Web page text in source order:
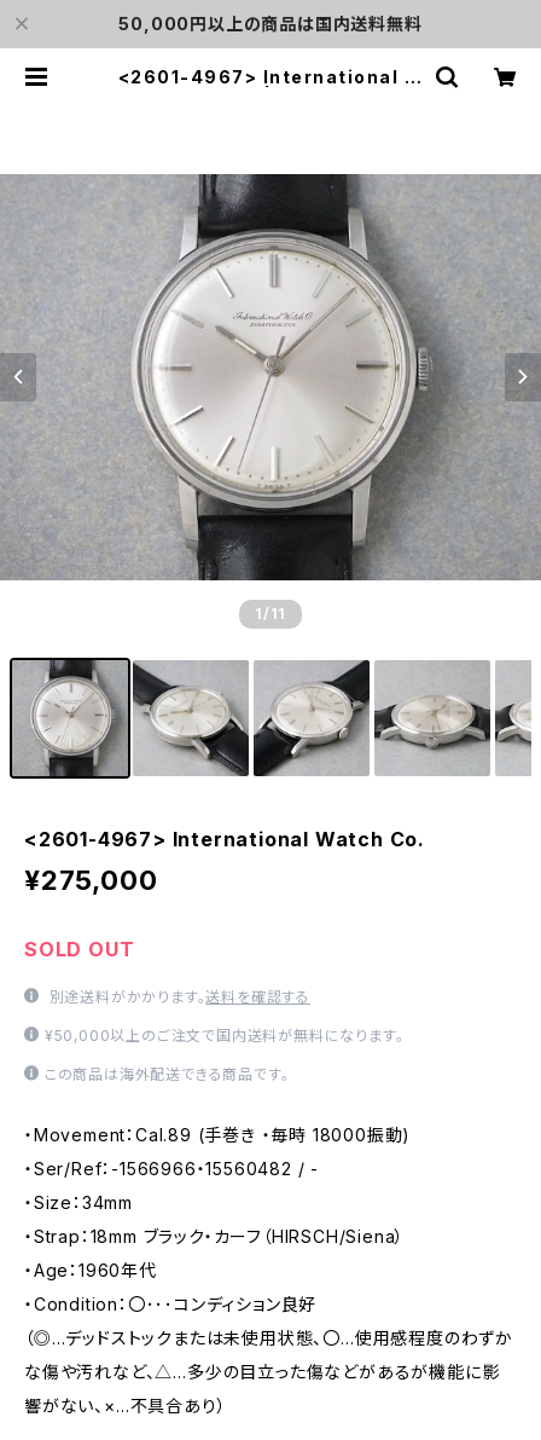
50,000円以上の商品は国内送料無料
<2601-4967> International W
1 /11
<2601-4967> International Watch Co.
¥275,000
SOLD OUT
別途送料がかかります。送料を確認する
¥50,000以上のご注文で国内送料が無料になります。
この商品は海外配送できる商品です。
・Movement：Cal.89 (手巻き ・毎時 18000振動)
・Ser/Ref：-1566966・15560482 / -
・Size：34mm
・Strap：18mm ブラック・カーフ（HIRSCH/Siena）
・Age：1960年代
・Condition：〇･･･コンディション良好
（◎…デッドストックまたは未使用状態、〇…使用感程度のわずか
な傷や汚れなど、△…多少の目立った傷などがあるが機能に影
響がない、×…不具合あり）